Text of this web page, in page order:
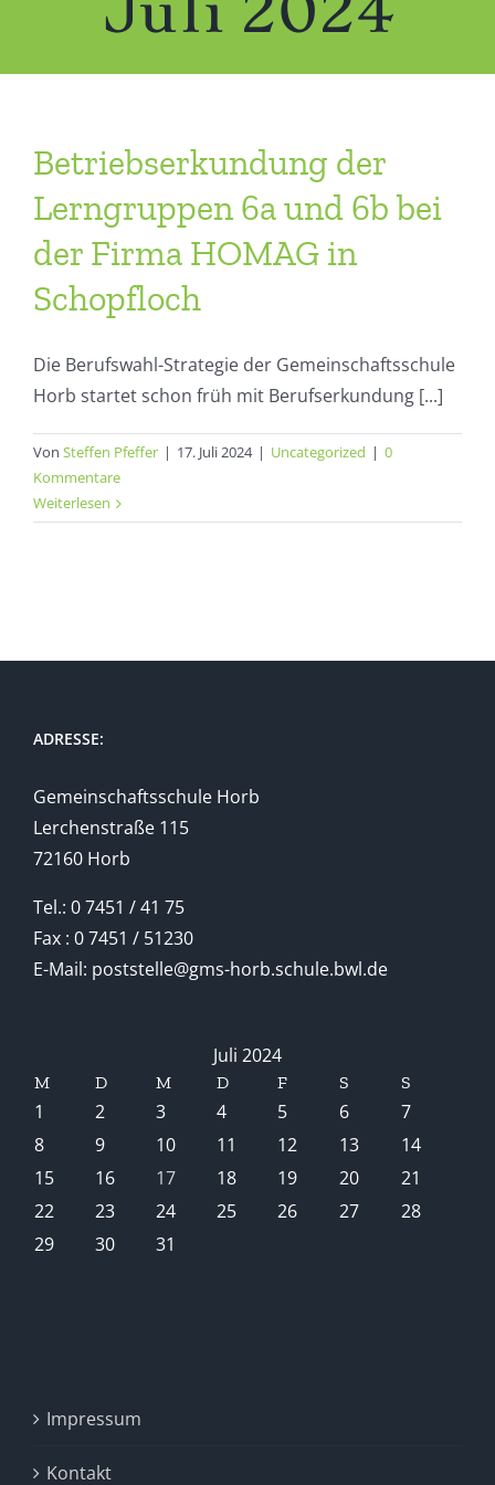
Betriebserkundung der
Lerngruppen 6a und 6b bei
der Firma HOMAG in
Schopfloch
Die Berufswahl-Strategie der Gemeinschaftsschule
Horb startet schon früh mit Berufserkundung [...]
Von Steffen Pfeffer | 17. Juli 2024 | Uncategorized | 0
Kommentare
Weiterlesen
ADRESSE:
Gemeinschaftsschule Horb
Lerchenstraße 115
72160 Horb
Tel.: 0 7451 / 41 75
Fax : 0 7451 / 51230
E-Mail: poststelle@gms-horb.schule.bwl.de
Juli 2024
M D M D F S S
1 2 3 4 5 6
7
8
9 10 11 12 13
14
15
16 17 18 19 20
21
22
23 24 25 26 27
28
29
30 31
Impressum
Kontakt